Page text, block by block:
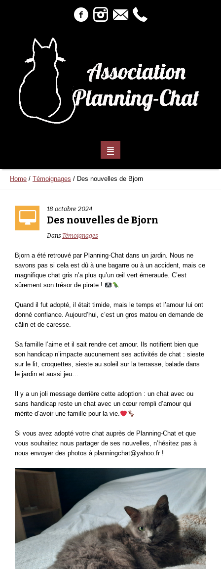
Home / Témoignages / Des nouvelles de Bjorn
18 octobre 2024
Des nouvelles de Bjorn
Dans Témoignages
Bjorn a été retrouvé par Planning-Chat dans un jardin. Nous ne
savons pas si cela est dû à une bagarre ou à un accident, mais ce
magnifique chat gris n’a plus qu’un œil vert émeraude. C’est
sûrement son trésor de pirate !
Quand il fut adopté, il était timide, mais le temps et l’amour lui ont
donné confiance. Aujourd’hui, c’est un gros matou en demande de
câlin et de caresse.
Sa famille l’aime et il sait rendre cet amour. Ils notifient bien que
son handicap n’impacte aucunement ses activités de chat : sieste
sur le lit, croquettes, sieste au soleil sur la terrasse, balade dans
le jardin et aussi jeu…
Il y a un joli message derrière cette adoption : un chat avec ou
sans handicap reste un chat avec un cœur rempli d’amour qui
mérite d’avoir une famille pour la vie.
Si vous avez adopté votre chat auprès de Planning-Chat et que
vous souhaitez nous partager de ses nouvelles, n’hésitez pas à
nous envoyer des photos à planningchat@yahoo.fr !